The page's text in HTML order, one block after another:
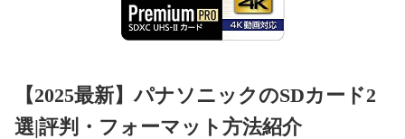
【2025最新】パナソニックのSDカード2
選|評判・フォーマット方法紹介